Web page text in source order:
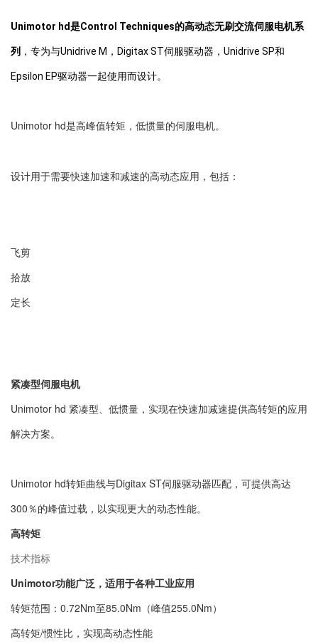
Unimotor hd是Control Techniques的高动态无刷交流伺服电机系
列 ，专为与Unidrive M，Digitax ST伺服驱动器，Unidrive SP和
Epsilon EP驱动器一起使用而设计。
Unimotor hd是高峰值转矩，低惯量的伺服电机。
设计用于需要快速加速和减速的高动态应用，包括：
飞剪
拾放
定长
紧凑型伺服电机
Unimotor hd 紧凑型、低惯量，实现在快速加减速提供高转矩的应用
解决方案。
Unimotor hd转矩曲线与Digitax ST伺服驱动器匹配，可提供高达
300％的峰值过载，以实现更大的动态性能。
高转矩
技术指标
Unimotor功能广泛，适用于各种工业应用
转矩范围：0.72Nm至85.0Nm（峰值255.0Nm）
高转矩/惯性比，实现高动态性能